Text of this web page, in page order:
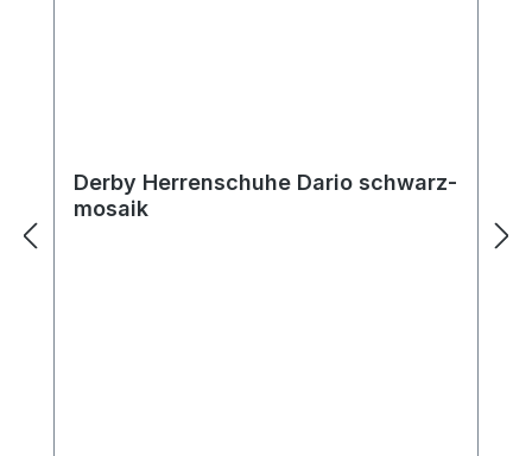
Derby Herrenschuhe Dario schwarz-
mosaik